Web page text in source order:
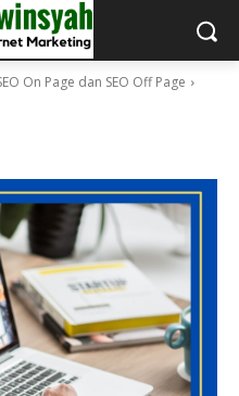
On Page dan SEO Off Page